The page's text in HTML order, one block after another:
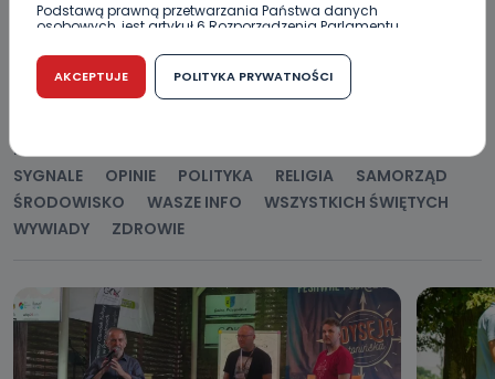
Podstawą prawną przetwarzania Państwa danych
osobowych, jest artykuł 6 Rozporządzenia Parlamentu
r. w sprawie ochrony osób fizycznych w związku z
przetwarzaniem danych osobowych w sprawie
swobodnego przepływu takich danych oraz uchylenia
dyrektywy 95/46/WE (RODO).
Czy jest możliwość cofnięcia zgody?
Podanie danych osobowych jest dobrowolne, nie jest
wymogiem ustawowym lub umownym oraz nie stanowi
warunku zawarcia umowy. Cofnięcie zgody jest możliwe
na każdym etapie i nie jest to związane z żadnymi
Kablowej Pro-Art z siedzibą w miejscowości Ostrów
Wielkopolski (63-400) przy ul. Wolności 19.
Kiedy i komu możemy przekazać
AKCEPTUJE POLITYKA PRYWATNOŚCI
POPULARNE
WSZYSTKIE BEZPIECZEŃSTWO
CIEKAWOSTKI
KORONAWIRUS
SYGNALE
OPINIE POLITYKA RELIGIA
SAMORZĄD
ŚRODOWISKO
WASZE INFO
WSZYSTKICH ŚWIĘTYCH
WYWIADY
ZDROWIE